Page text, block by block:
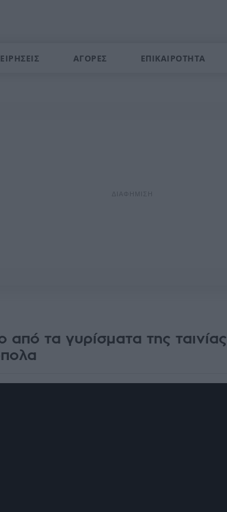
ΑΓΟΡΕΣ ΕΠΙΚΑΙΡΟΤΗΤΑ
τα γυρίσματα της ταινίας